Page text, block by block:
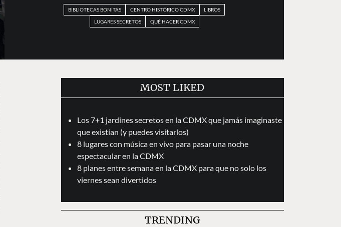
BIBLIOTECAS BONITAS CENTRO HISTÓRICO CDMX
LIBROS
LUGARES SECRETOS
QUÉ HACER CDMX
MOST LIKED
Los 7+1 jardines secretos en la CDMX que jamás imaginaste
que existían (y puedes visitarlos)
8 lugares con música en vivo para pasar una noche
espectacular en la CDMX
8 planes entre semana en la CDMX para que no solo los
viernes sean divertidos
TRENDING